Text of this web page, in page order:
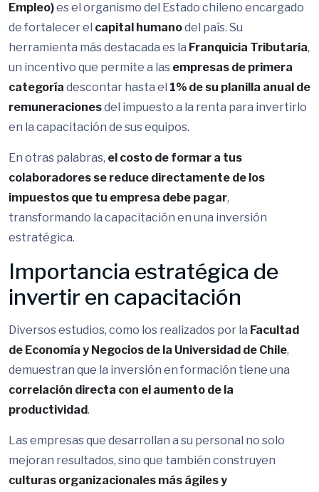
Empleo)es el organismo del Estado chileno encargado
de fortalecer el capital humanodel país. Su
herramienta más destacada es la Franquicia Tributaria,
un incentivo que permite a las empresas de primera
categoría descontar hasta el 1% de su planilla anual de
remuneracionesdel impuesto a la renta para invertirlo
en la capacitación de sus equipos.
En otras palabras, el costo de formar a tus
colaboradores se reduce directamente de los
impuestos que tu empresa debe pagar,
transformando la capacitación en una inversión
estratégica.
Importancia estratégica de
invertir en capacitación
Diversos estudios, como los realizados por la Facultad
de Economía y Negocios de la Universidad de Chile,
demuestran que la inversión en formación tiene una
correlación directa con el aumento de la
productividad.
Las empresas que desarrollan a su personal no solo
mejoran resultados, sino que también construyen
culturas organizacionales más ágiles y